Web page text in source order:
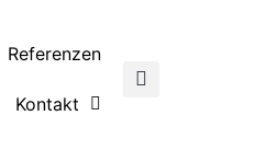
Referenzen
Kontakt